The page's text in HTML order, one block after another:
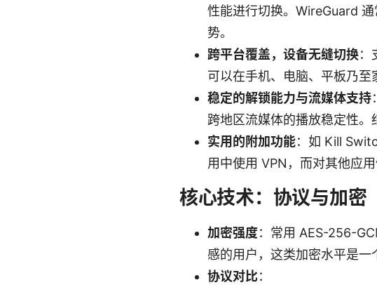
性能进行切换。WireGuard
势。
跨平台覆盖，设备无缝切换：
可以在手机、电脑、平板乃至
稳定的解锁能力与流媒体支持
跨地区流媒体的播放稳定性。
实用的附加功能：如 Kill
用中使用 VPN，而对其他应
核心技术：协议与加密
加密强度：常用 AES-256-
感的用户，这类加密水平是一
协议对比：